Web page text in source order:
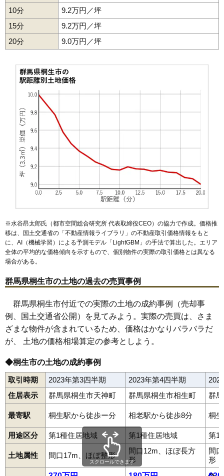
10分
9.2万円／坪
15分
9.2万円／坪
20分
9.0万円／坪
※水谷昂太郎氏（都市空間総合研究所 代表取締役CEO）の協力で作成。価格推
移は、国土交通省の「不動産情報ライブラリ 」の不動産取引価格情報をもと
に、AI（機械学習）による予測モデル「LightGBM」の手法で算出した。エリア
全体の平均的な価格傾向を示すもので、個別物件の実際の取引価格とは異なる
場合がある。
群馬県桐生市の土地の過去の売買事例
群馬県桐生市付近での実際の土地の成約事例（売却事
例、国土交通省公開）を見てみよう。実際の売買は、さま
ざまな物件が含まれているため、価格はかなりバラバラだ
が、 土地の価格相場算定の参考としよう。
◆桐生市の土地の成約事例
取引時期 2023年第3四半期 2023年第4四半期
住居表示
群馬県桐生市天神町 群馬県桐生市相生町 群
最寄駅 桐生駅から徒歩ー分 相老駅から徒歩8分 桐
用途区分 第1種住居地域 第1種住居地域 第1
土地属性 間口17m、ほぼ整形
間口12m、ほぼ長方
形
間
形
スクロールできます
相生町梅田町川内町清瀬町黒保根町下田沢黒保根町宿廻